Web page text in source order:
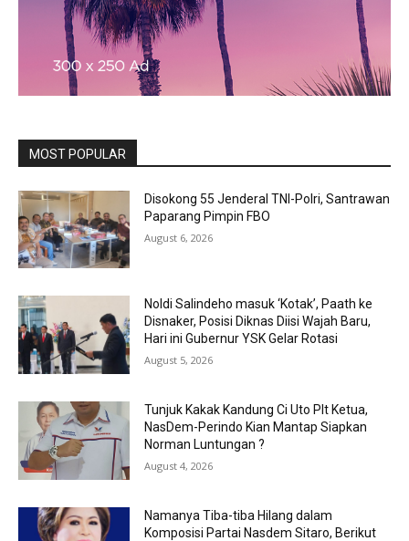
MOST POPULAR
Disokong 55 Jenderal TNI-Polri, Santrawan
Paparang Pimpin FBO
August 6, 2026
Noldi Salindeho masuk ‘Kotak’, Paath ke
Disnaker, Posisi Diknas Diisi Wajah Baru,
Hari ini Gubernur YSK Gelar Rotasi
August 5, 2026
Tunjuk Kakak Kandung Ci Uto Plt Ketua,
NasDem-Perindo Kian Mantap Siapkan
Norman Luntungan ?
August 4, 2026
Namanya Tiba-tiba Hilang dalam
Komposisi Partai Nasdem Sitaro, Berikut